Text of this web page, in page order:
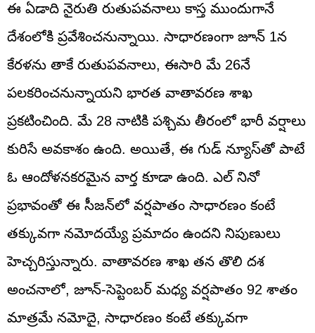
ఈ ఏడాది నైరుతి రుతుపవనాలు కాస్త ముందుగానే
దేశంలోకి ప్రవేశించనున్నాయి. సాధారణంగా జూన్ 1న
కేరళను తాకే రుతుపవనాలు, ఈసారి మే 26నే
పలకరించనున్నాయని భారత వాతావరణ శాఖ
ప్రకటించింది. మే 28 నాటికి పశ్చిమ తీరంలో భారీ వర్షాలు
కురిసే అవకాశం ఉంది. అయితే, ఈ గుడ్‌ న్యూస్‌తో పాటే
ఓ ఆందోళనకరమైన వార్త కూడా ఉంది. ఎల్ నినో
ప్రభావంతో ఈ సీజన్‌లో వర్షపాతం సాధారణం కంటే
తక్కువగా నమోదయ్యే ప్రమాదం ఉందని నిపుణులు
హెచ్చరిస్తున్నారు. వాతావరణ శాఖ తన తొలి దశ
అంచనాలో, జూన్-సెప్టెంబర్ మధ్య వర్షపాతం 92 శాతం
మాత్రమే నమోదై, సాధారణం కంటే తక్కువగా